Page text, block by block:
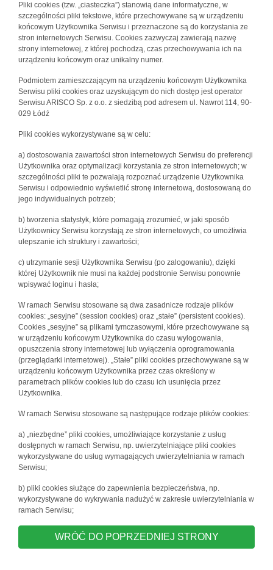
Pliki cookies (tzw. „ciasteczka”) stanowią dane informatyczne, w
szczególności pliki tekstowe, które przechowywane są w urządzeniu
końcowym Użytkownika Serwisu i przeznaczone są do korzystania ze
stron internetowych Serwisu. Cookies zazwyczaj zawierają nazwę
strony internetowej, z której pochodzą, czas przechowywania ich na
urządzeniu końcowym oraz unikalny numer.
Podmiotem zamieszczającym na urządzeniu końcowym Użytkownika
Serwisu pliki cookies oraz uzyskującym do nich dostęp jest operator
Serwisu ARISCO Sp. z o.o. z siedzibą pod adresem ul. Nawrot 114, 90-
029 Łódź
Pliki cookies wykorzystywane są w celu:
a) dostosowania zawartości stron internetowych Serwisu do preferencji
Użytkownika oraz optymalizacji korzystania ze stron internetowych; w
szczególności pliki te pozwalają rozpoznać urządzenie Użytkownika
Serwisu i odpowiednio wyświetlić stronę internetową, dostosowaną do
jego indywidualnych potrzeb;
b) tworzenia statystyk, które pomagają zrozumieć, w jaki sposób
Użytkownicy Serwisu korzystają ze stron internetowych, co umożliwia
ulepszanie ich struktury i zawartości;
c) utrzymanie sesji Użytkownika Serwisu (po zalogowaniu), dzięki
której Użytkownik nie musi na każdej podstronie Serwisu ponownie
wpisywać loginu i hasła;
W ramach Serwisu stosowane są dwa zasadnicze rodzaje plików
cookies: „sesyjne” (session cookies) oraz „stałe” (persistent cookies).
Cookies „sesyjne” są plikami tymczasowymi, które przechowywane są
w urządzeniu końcowym Użytkownika do czasu wylogowania,
opuszczenia strony internetowej lub wyłączenia oprogramowania
(przeglądarki internetowej). „Stałe” pliki cookies przechowywane są w
urządzeniu końcowym Użytkownika przez czas określony w
parametrach plików cookies lub do czasu ich usunięcia przez
Użytkownika.
W ramach Serwisu stosowane są następujące rodzaje plików cookies:
a) „niezbędne” pliki cookies, umożliwiające korzystanie z usług
dostępnych w ramach Serwisu, np. uwierzytelniające pliki cookies
wykorzystywane do usług wymagających uwierzytelniania w ramach
Serwisu;
b) pliki cookies służące do zapewnienia bezpieczeństwa, np.
wykorzystywane do wykrywania nadużyć w zakresie uwierzytelniania w
ramach Serwisu;
WRÓĆ DO POPRZEDNIEJ STRONY